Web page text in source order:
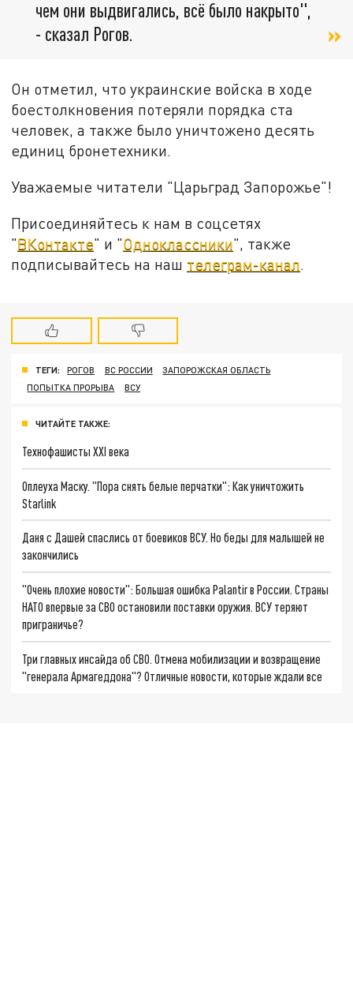
чем они выдвигались, всё было накрыто",
- сказал Рогов.
Он отметил, что украинские войска в ходе
боестолкновения потеряли порядка ста
человек, а также было уничтожено десять
единиц бронетехники.
Уважаемые читатели "Царьград Запорожье"!
Присоединяйтесь к нам в соцсетях
"ВКонтакте" и "Одноклассники", также
подписывайтесь на наш телеграм-канал
ТЕГИ: РОГОВ ВС РОССИИ
ЗАПОРОЖСКАЯ ОБЛАСТЬ
ПОПЫТКА ПРОРЫВА
ВСУ
ЧИТАЙТЕ ТАКЖЕ:
Технофашисты XXI века
Оплеуха Маску. "Пора снять белые перчатки": Как уничтожить
Starlink
Даня с Дашей спаслись от боевиков ВСУ. Но беды для малышей не
закончились
"Очень плохие новости": Большая ошибка Palantir в России. Страны
НАТО впервые за СВО остановили поставки оружия. ВСУ теряют
приграничье?
Три главных инсайда об СВО. Отмена мобилизации и возвращение
"генерала Армагеддона"? Отличные новости, которые ждали все